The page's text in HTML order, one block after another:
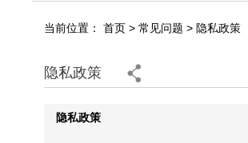
当前位置：首页 >常见问题 > 隐私政策
隐私政策
隐私政策